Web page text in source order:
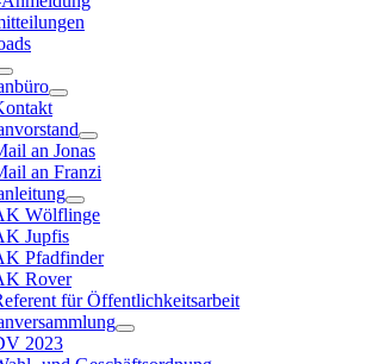
an Jonas
an Franzi
Wölflinge
Jupfis
Pfadfinder
Rover
für Öffentlichkeitsarbeit
2023